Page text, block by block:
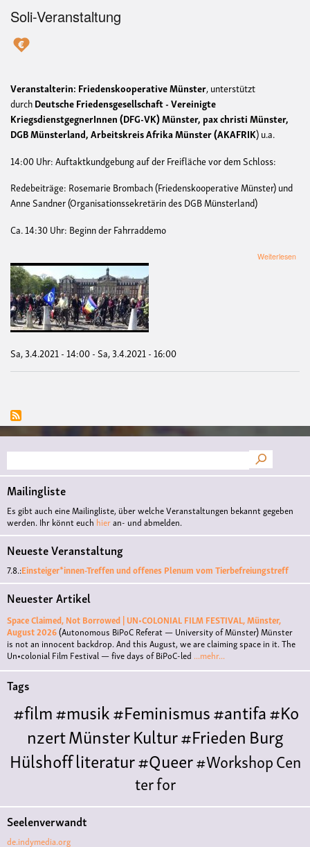
Soli-Veranstaltung
Veranstalterin: Friedenskooperative Münster, unterstützt
durchDeutsche Friedensgesellschaft - Vereinigte
KriegsdienstgegnerInnen (DFG-VK) Münster, pax christi Münster,
DGB Münsterland, Arbeitskreis Afrika Münster (AKAFRIK) u.a.
14:00 Uhr: Auftaktkundgebung auf der Freifläche vor dem Schloss:
Redebeiträge: Rosemarie Brombach (Friedenskooperative Münster) und
Anne Sandner (Organisationssekretärin des DGB Münsterland)
Ca. 14:30 Uhr: Beginn der Fahrraddemo
Weiterlesen
Sa, 3.4.2021 - 14:00-Sa, 3.4.2021 - 16:00
Suche
Mailingliste
Es gibt auch eine Mailingliste, über welche Veranstaltungen bekannt gegeben
werden. Ihr könnt euch hieran- und abmelden.
Neueste Veranstaltung
7.8.:Einsteiger*innen-Treffen und offenes Plenum vom Tierbefreiungstreff
Neuester Artikel
Space Claimed, Not Borrowed | UN•COLONIAL FILM FESTIVAL, Münster,
August 2026(Autonomous BiPoC Referat — University of Münster)Münster
is not an innocent backdrop. And this August, we are claiming space in it. The
Un•colonial Film Festival — five days of BiPoC-led ...mehr...
Tags
#film#musik#Feminismus#antifa#Ko
nzertMünsterKultur#FriedenBurg
Hülshoffliteratur#Queer#WorkshopCen
ter for
LiteraturePolyamoriePolytreff#liveKonzert
Polyamorietreff
Seelenverwandt
de.indymedia.org